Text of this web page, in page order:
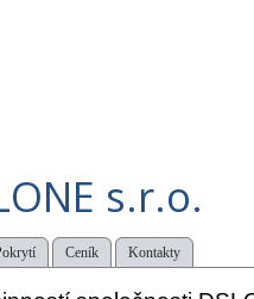
s.r.o.
Ceník Kontakty